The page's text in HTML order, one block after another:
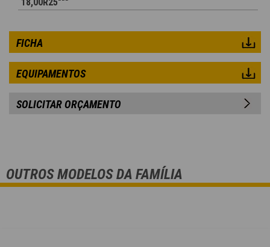
18,00R25"""
FICHA
EQUIPAMENTOS
SOLICITAR ORÇAMENTO
OUTROS MODELOS DA FAMÍLIA